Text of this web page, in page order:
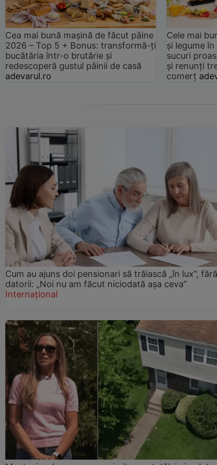
Cea mai bună mașină de făcut pâine
2026 – Top 5 + Bonus: transformă-ți
bucătăria într-o brutărie și
redescoperă gustul pâinii de casă
adevarul.ro
Cele mai
și legume
sucuri
și renunți
comerț
Cum au ajuns doi pensionari să trăiască „în lux”, fără
datorii: „Noi nu am făcut niciodată așa ceva”
Internațional